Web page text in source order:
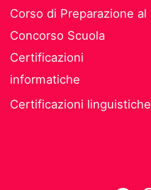
Corso di Preparazione al
Concorso Scuola
Certificazioni
informatiche
Certificazioni linguistiche